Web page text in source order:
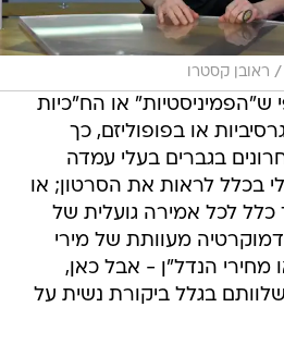
/ ראובן קסטרו
ש"הפמיניסטיות" או הח"כיות
או בפופוליזם, כך
בגברים בעלי עמדה
בכלל לראות את הסרטון; או
כלל לכל אמירה גועלית של
מעוותת של מירי
מחירי הנדל"ן - אבל כאן,
בגלל ביקורת נשית על